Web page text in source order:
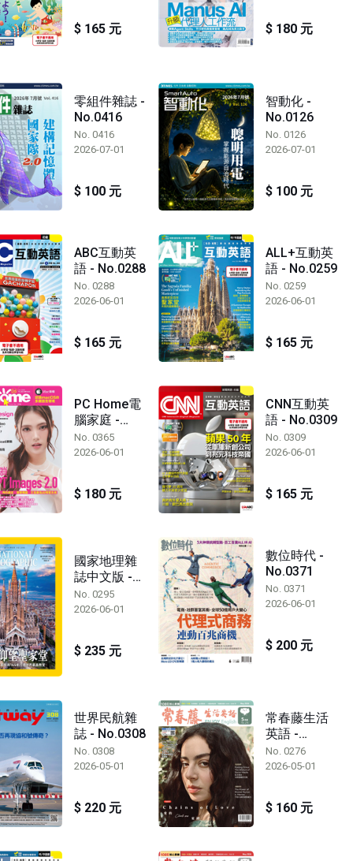
$ 165 元 $ 180 元
零組件雜誌 -
No.0416
No. 0416
2026-07-01
$ 100 元
智動化 -
No.0126
No. 0126
2026-07-01
$ 100 元
ABC互動英
語 - No.0288
No. 0288
2026-06-01
$ 165 元
ALL+互動英
語 - No.0259
No. 0259
2026-06-01
$ 165 元
PC Home電
腦家庭 -
No.0365
No. 0365
2026-06-01
$ 180 元
CNN互動英
語 - No.0309
No. 0309
2026-06-01
$ 165 元
國家地理雜
誌中文版 -
No.0295
No. 0295
2026-06-01
$ 235 元
數位時代 -
No.0371
No. 0371
2026-06-01
$ 200 元
世界民航雜
誌 - No.0308
No. 0308
2026-05-01
$ 220 元
常春藤生活
英語 -
No.0276
No. 0276
2026-05-01
$ 160 元